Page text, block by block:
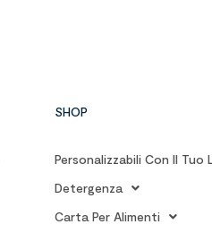
SHOP
Personalizzabili Con Il Tuo
Detergenza
Carta Per Alimenti